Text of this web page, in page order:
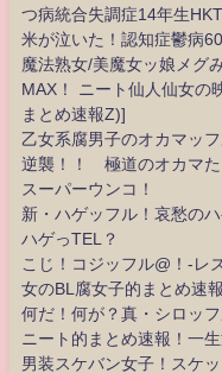
つ病統合失調症14年生
米が泣いた！認知症鬱病
魔法熟女/美魔女ッ娘メグ
MAX！ ニート仙人仙女の
まとめ速報Z)]
乙女系腐男子のオカマッ
逆襲！！ 極道のオカマた
スーパーウンコ！
新・ハゲッフル！哀愁の
ハゲっTEL？
こじ！コジッフル@！-レ
女のBL腐女子的まとめ速
何だ！何が？真・シロ
ニート的まとめ速報！一
男装スケバン女子！スケ